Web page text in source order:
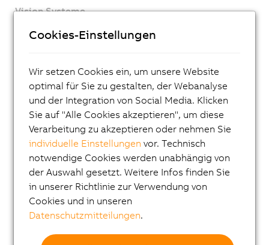
Vision Systeme
Kamera
Beleuchtung
Software
Zubehör
Applikationen
Sicherheitstechnik
Antriebstechnik
Mechatronische Systeme
Robotics
Mobile Automation
Cookies-Einstellungen
Wir setzen Cookies ein, um unsere Website
optimal für Sie zu gestalten, der Webanalyse
und der Integration von Social Media. Klicken
Sie auf "Alle Cookies akzeptieren", um diese
Verarbeitung zu akzeptieren oder nehmen Sie
individuelle Einstellungen vor. Technisch
notwendige Cookies werden unabhängig von
der Auswahl gesetzt. Weitere Infos finden Sie
in unserer Richtlinie zur Verwendung von
Cookies und in unseren
Datenschutzmitteilungen.